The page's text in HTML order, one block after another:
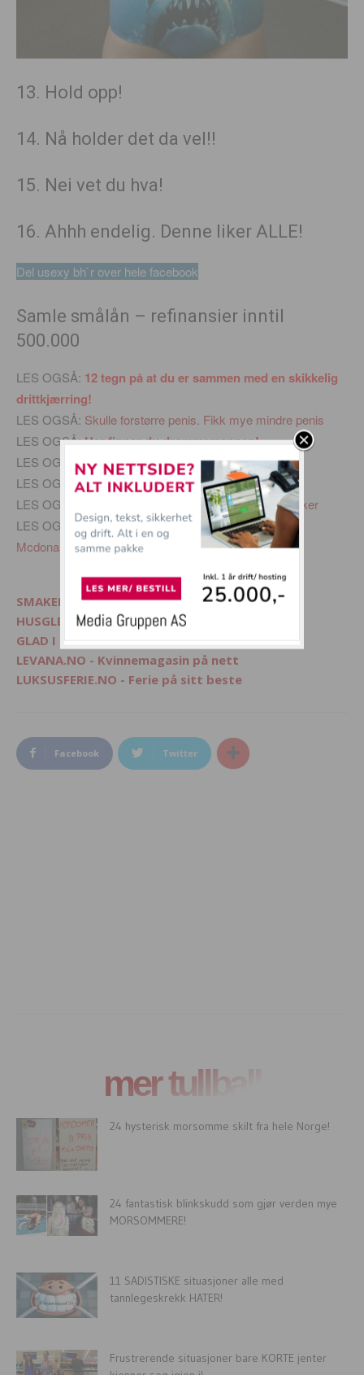
13. Hold opp!
14. Nå holder det da vel!!
15. Nei vet du hva!
16. Ahhh endelig. Denne liker ALLE!
Del usexy bh`r over hele facebook
Samle smålån – refinansier inntil
500.000
LES OGSÅ: 12 tegn på at du er sammen med en skikkelig
drittkjærring!
LES OGSÅ: Skulle forstørre penis. Fikk mye mindre penis
LES OGSÅ:Her finner du drømmemannen!
LES OGSÅ:Se morsomme bildeserier her
LES OGSÅ:Verdens verste parfoto
LES OGSÅ:
Bildene som beviser at hunder er drittsekker
LES OGSÅ:Kjempetjukk man prøvde å løpe fra
Mcdonaldsregningen – Klarte ikke
SMAKELIG - Mat, interiør og livsglede
HUSGLEDE.NO - Finn lekre matoppskrifter
GLAD I DYR? - Besøk Morsommedyr.no
LEVANA.NO - Kvinnemagasin på nett
LUKSUSFERIE.NO - Ferie på sitt beste
Facebook Twitter
mer tullball
24 hysterisk morsomme skilt fra hele Norge!
24 fantastisk blinkskudd som gjør verden mye
MORSOMMERE!
11 SADISTISKE situasjoner alle med
tannlegeskrekk HATER!
Frustrerende situasjoner bare KORTE jenter